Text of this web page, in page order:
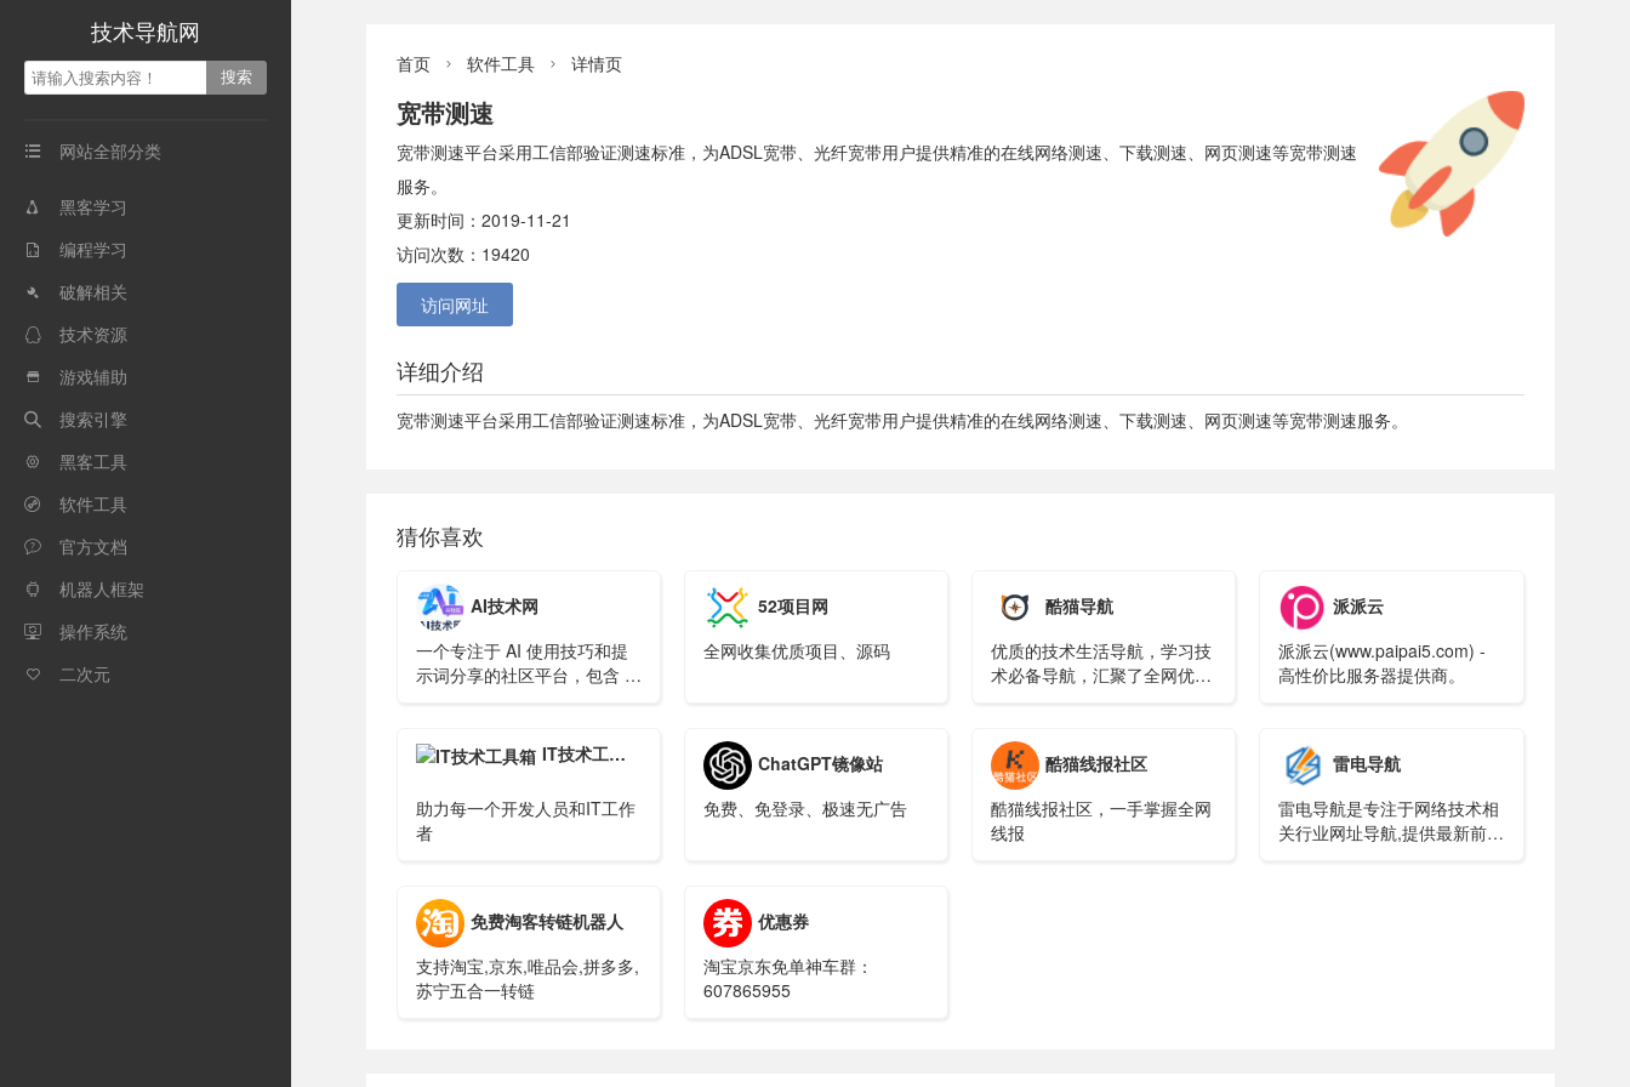
技术导航网
 网站全部分类
 黑客学习
 编程学习
 破解相关
 技术资源
 游戏辅助
 搜索引擎
 黑客工具
 软件工具
 官方文档
 机器人框架
 操作系统
 二次元
首页  软件工具  详情页
宽带测速
宽带测速平台采用工信部验证测速标准，为ADSL宽带、光纤宽带用户提供精准的在线网络测速、下载测速、网页测速等宽带测速
服务。
更新时间：2019-11-21
访问次数：19420
访问网址
详细介绍
宽带测速平台采用工信部验证测速标准，为ADSL宽带、光纤宽带用户提供精准的在线网络测速、下载测速、网页测速等宽带测速服务。
猜你喜欢
AI技术网
一个专注于 AI 使用技巧和提
示词分享的社区平台，包含 AI
52项目网
全网收集优质项目、源码
酷猫导航
优质的技术生活导航，学习技
术必备导航，汇聚了全网优质
派派云
派派云(www.paipai5.com) -
高性价比服务器提供商。
IT技术工具箱
助力每一个开发人员和IT工作
者
ChatGPT镜像站
免费、免登录、极速无广告
酷猫线报社区
酷猫线报社区，一手掌握全网
线报
雷电导航
雷电导航是专注于网络技术相
关行业网址导航,提供最新前沿
免费淘客转链机器人
支持淘宝,京东,唯品会,拼多多,
苏宁五合一转链
优惠券
淘宝京东免单神车群：
607865955